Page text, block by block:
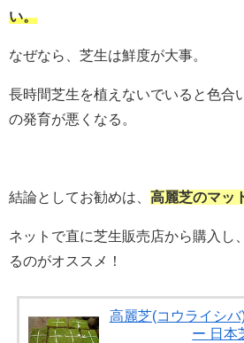
い。
なぜなら、芝生は鮮度が大事。
長時間芝生を植えないでいると色合
の発育が悪くなる。
結論としてお勧めは、 高麗芝のマッ
ネットで直に芝生販売店から購入し
るのがオススメ！
高麗芝(コウライシ
ー 日本